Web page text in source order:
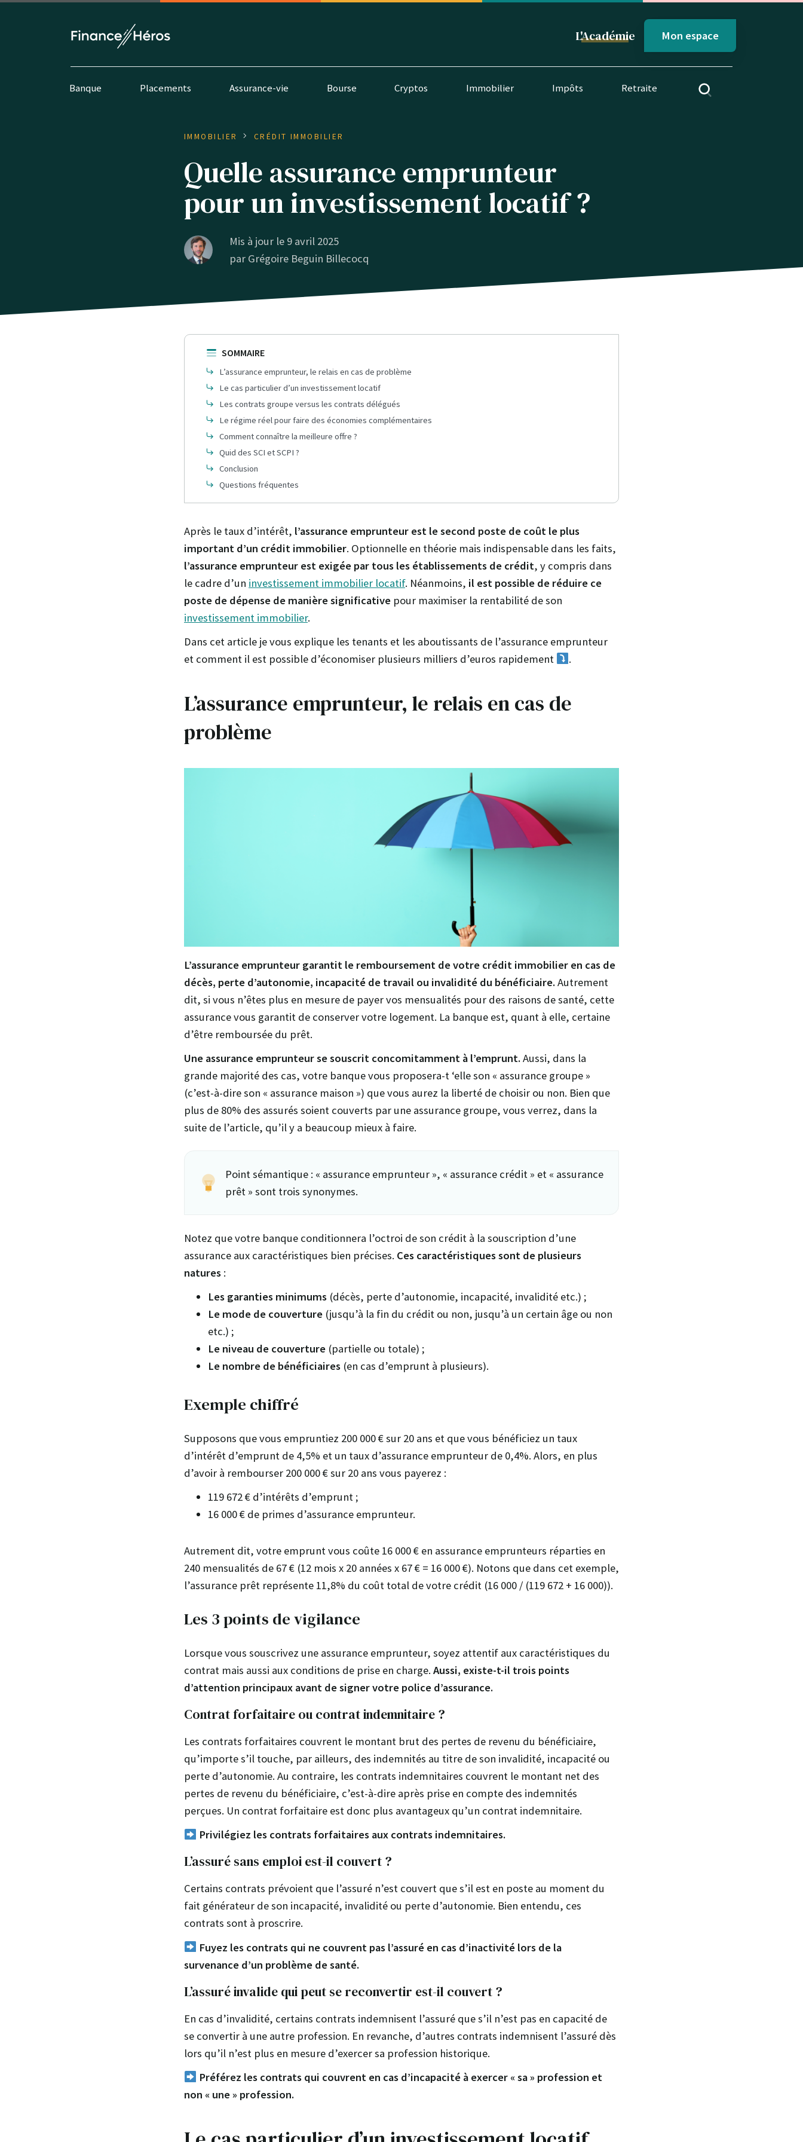
L'Académie Mon espace
Banque Placements Assurance-vie Bourse Cryptos Immobilier Impôts Retraite
IMMOBILIER CRÉDIT IMMOBILIER
Quelle assurance emprunteur
pour un investissement locatif ?
Mis à jour le 9 avril 2025
par Grégoire Beguin Billecocq
SOMMAIRE
L’assurance emprunteur, le relais en cas de problème
Le cas particulier d’un investissement locatif
Les contrats groupe versus les contrats délégués
Le régime réel pour faire des économies complémentaires
Comment connaître la meilleure offre ?
Quid des SCI et SCPI ?
Conclusion
Questions fréquentes
Après le taux d’intérêt, l’assurance emprunteur est le second poste de coût le plus
important d’un crédit immobilier. Optionnelle en théorie mais indispensable dans les faits,
l’assurance emprunteur est exigée par tous les établissements de crédit, y compris dans
le cadre d’un investissement immobilier locatif. Néanmoins, il est possible de réduire ce
poste de dépense de manière significative pour maximiser la rentabilité de son
investissement immobilier.
Dans cet article je vous explique les tenants et les aboutissants de l’assurance emprunteur
et comment il est possible d’économiser plusieurs milliers d’euros rapidement
.
L’assurance emprunteur, le relais en cas de
problème
L’assurance emprunteur garantit le remboursement de votre crédit immobilier en cas de
décès, perte d’autonomie, incapacité de travail ou invalidité du bénéficiaire.Autrement
dit, si vous n’êtes plus en mesure de payer vos mensualités pour des raisons de santé, cette
assurance vous garantit de conserver votre logement. La banque est, quant à elle, certaine
d’être remboursée du prêt.
Une assurance emprunteur se souscrit concomitamment à l’emprunt.Aussi, dans la
grande majorité des cas, votre banque vous proposera-t ‘elle son « assurance groupe »
(c’est-à-dire son « assurance maison ») que vous aurez la liberté de choisir ou non. Bien que
plus de 80% des assurés soient couverts par une assurance groupe, vous verrez, dans la
suite de l’article, qu’il y a beaucoup mieux à faire.
Point sémantique : « assurance emprunteur », « assurance crédit » et « assurance
prêt » sont trois synonymes.
Notez que votre banque conditionnera l’octroi de son crédit à la souscription d’une
assurance aux caractéristiques bien précises. Ces caractéristiques sont de plusieurs
natures :
Les garanties minimums (décès, perte d’autonomie, incapacité, invalidité etc.) ;
Le mode de couverture (jusqu’à la fin du crédit ou non, jusqu’à un certain âge ou non
etc.) ;
Le niveau de couverture (partielle ou totale) ;
Le nombre de bénéficiaires (en cas d’emprunt à plusieurs).
Exemple chiffré
Supposons que vous empruntiez 200 000 € sur 20 ans et que vous bénéficiez un taux
d’intérêt d’emprunt de 4,5% et un taux d’assurance emprunteur de 0,4%. Alors, en plus
d’avoir à rembourser 200 000 € sur 20 ans vous payerez :
119 672 € d’intérêts d’emprunt ;
16 000 € de primes d’assurance emprunteur.
Autrement dit, votre emprunt vous coûte 16 000 € en assurance emprunteurs réparties en
240 mensualités de 67 € (12 mois x 20 années x 67 € = 16 000 €). Notons que dans cet exemple,
l’assurance prêt représente 11,8% du coût total de votre crédit (16 000 / (119 672 + 16 000)).
Les 3 points de vigilance
Lorsque vous souscrivez une assurance emprunteur, soyez attentif aux caractéristiques du
contrat mais aussi aux conditions de prise en charge. Aussi, existe-t-il trois points
d’attention principaux avant de signer votre police d’assurance.
Contrat forfaitaire ou contrat indemnitaire ?
Les contrats forfaitaires couvrent le montant brut des pertes de revenu du bénéficiaire,
qu’importe s’il touche, par ailleurs, des indemnités au titre de son invalidité, incapacité ou
perte d’autonomie. Au contraire, les contrats indemnitaires couvrent le montant net des
pertes de revenu du bénéficiaire, c’est-à-dire après prise en compte des indemnités
perçues. Un contrat forfaitaire est donc plus avantageux qu’un contrat indemnitaire.
Privilégiez les contrats forfaitaires aux contrats indemnitaires.
L’assuré sans emploi est-il couvert ?
Certains contrats prévoient que l’assuré n’est couvert que s’il est en poste au moment du
fait générateur de son incapacité, invalidité ou perte d’autonomie. Bien entendu, ces
contrats sont à proscrire.
Fuyez les contrats qui ne couvrent pas l’assuré en cas d’inactivité lors de la
survenance d’un problème de santé.
L’assuré invalide qui peut se reconvertir est-il couvert ?
En cas d’invalidité, certains contrats indemnisent l’assuré que s’il n’est pas en capacité de
se convertir à une autre profession. En revanche, d’autres contrats indemnisent l’assuré dès
lors qu’il n’est plus en mesure d’exercer sa profession historique.
Préférez les contrats qui couvrent en cas d’incapacité à exercer « sa » profession et
non « une » profession.